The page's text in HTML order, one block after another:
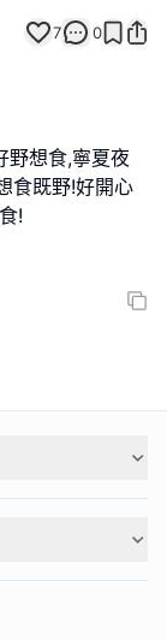
7 0
想食,寧夏夜
食既野!好開心
!